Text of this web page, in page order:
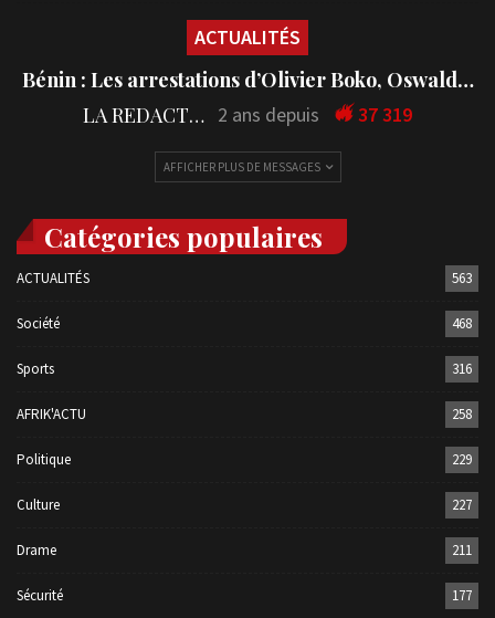
ACTUALITÉS
Bénin : Les arrestations d’Olivier Boko, Oswald…
LA REDACTION 2 ans depuis 37 319
AFFICHER PLUS DE MESSAGES
Catégories populaires
ACTUALITÉS 563
Société 468
Sports 316
AFRIK'ACTU 258
Politique 229
Culture 227
Drame 211
Sécurité 177